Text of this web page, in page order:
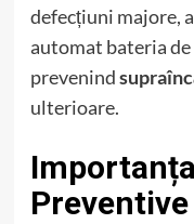
defecțiuni majore,
automat bateria de
prevenind
ulterioare.
Preventive